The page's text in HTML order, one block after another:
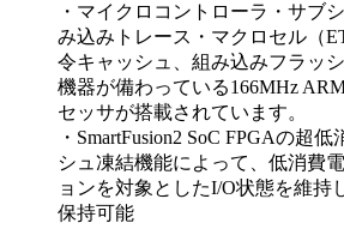
・マイクロコントローラ・サブ
み込みトレース・マクロセル（
令キャッシュ、組み込みフラッ
機器が備わっている166MHz
セッサが搭載されています。
・SmartFusion2 SoC FPGAの超
シュ凍結機能によって、低消費
ョンを対象としたI/O状態を維持
保持可能